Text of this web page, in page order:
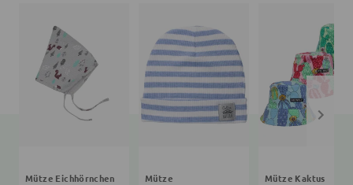
Mütze Eichhörnchen
Mütze
Mütze Kaktus